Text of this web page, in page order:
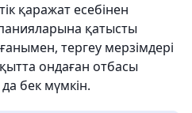
қаражат есебінен
қатысты
тергеу мерзімдері
ондаған отбасы
бек мүмкін.